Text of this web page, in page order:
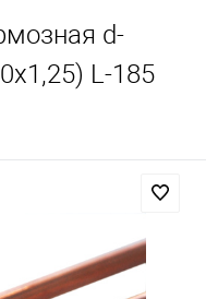
d-
L-185